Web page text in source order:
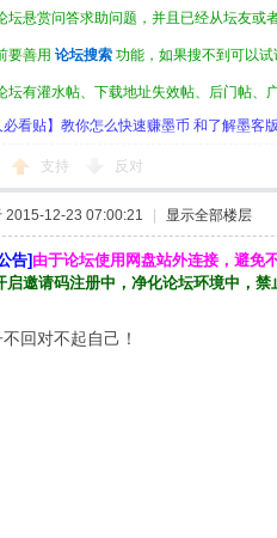
坛悬赏问答求助问题，并且已经从坛友或
要善用 论坛搜索 功能，如果搜不到可以
坛有灌水帖、下载地址失效帖、后门帖、
必看贴】教你怎么快速赚墨币 和了解墨客
支持 反对
2015-12-23 07:00:21 显示全部楼层
告] 由于论坛使用网盘站外连接，避免
启邀请码注册中，净化论坛环境中，
回对不起自己！